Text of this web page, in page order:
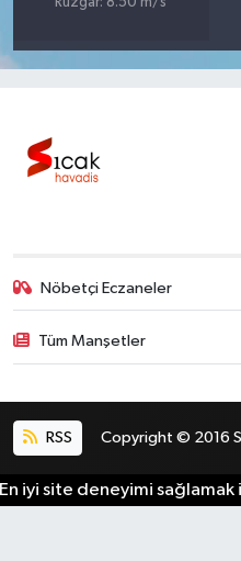
Nöbetçi Eczaneler
Tüm Manşetler
RSS Copyright © 2016
En iyi site deneyimi